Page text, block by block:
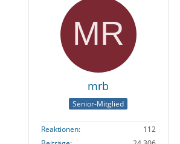
mrb
Senior-Mitglied
Reaktionen
112